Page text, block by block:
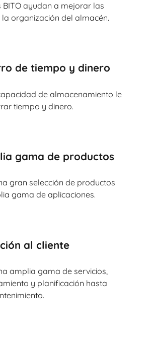
BITO ayudan a mejorar las
organización del almacén.
de tiempo y dinero
de almacenamiento le
tiempo y dinero.
gama de productos
gran selección de productos
gama de aplicaciones.
al cliente
amplia gama de servicios,
y planificación hasta